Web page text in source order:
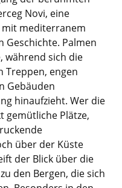
Novi, eine
mediterranem
Geschichte. Palmen
während sich die
Treppen, engen
Gebäuden
hinaufzieht. Wer die
gemütliche Plätze,
über der Küste
der Blick über die
den Bergen, die sich